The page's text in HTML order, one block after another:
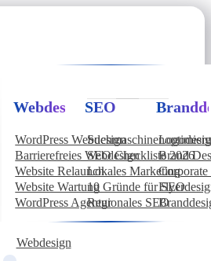
Webdesign
WordPress Webdesign
Barrierefreies Webdesign
Website Relaunch
Website Wartung
WordPress Agentur
SEO
SEO Checkliste 2026
Lokales Marketing
10 Gründe für SEO
Regionales SEO
Brand
Webdesign